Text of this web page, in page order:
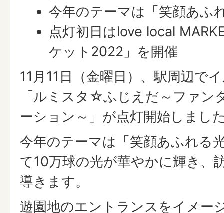
今年のテーマは「笑顔あふ
点灯初日はlove local
ケット2022」を開催
11月11日（金曜日）、駅周辺で
「ルミスタ☆ふじえだ～ファン
ーション～」が点灯開始しまし
今年のテーマは「笑顔あふれる
て10万球の光が華やかに輝き、
導きます。
遊園地のエントランスをイメー